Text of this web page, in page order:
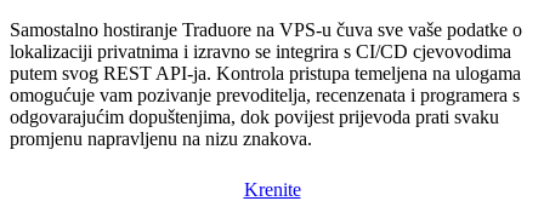
Samostalno hostiranje Traduore na VPS-u čuva sve vaše podatke o
lokalizaciji privatnima i izravno se integrira s CI/CD cjevovodima
putem svog REST API-ja. Kontrola pristupa temeljena na ulogama
omogućuje vam pozivanje prevoditelja, recenzenata i programera s
odgovarajućim dopuštenjima, dok povijest prijevoda prati svaku
promjenu napravljenu na nizu znakova.
Krenite